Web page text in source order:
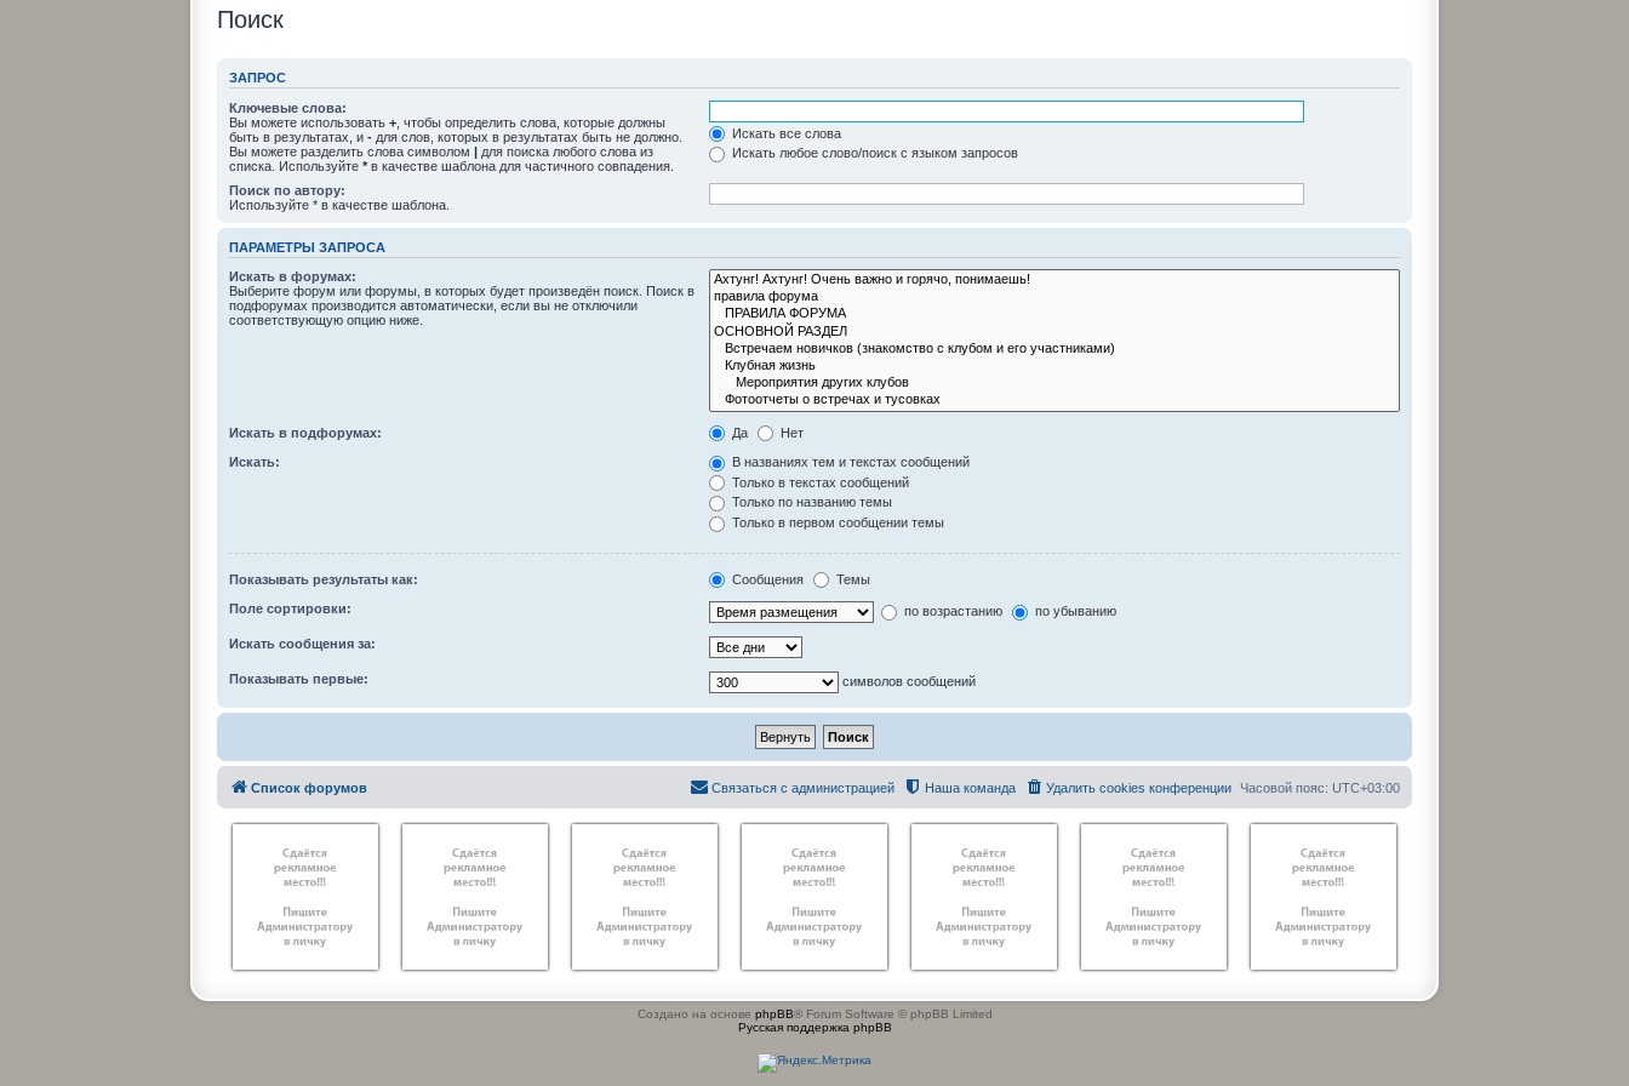
Поиск
ЗАПРОС
Ключевые слова:
Вы можете использовать + , чтобы определить слова, которые должны
быть в результатах, и - для слов, которых в результатах быть не должно.
Вы можете разделить слова символом | для поиска любого слова из
списка. Используйте * в качестве шаблона для частичного совпадения.
Искать все слова
Искать любое слово/поиск с языком запросов
Поиск по автору:
Используйте * в качестве шаблона.
ПАРАМЕТРЫ ЗАПРОСА
Искать в форумах:
Выберите форум или форумы, в которых будет произведён поиск. Поиск в
подфорумах производится автоматически, если вы не отключили
соответствующую опцию ниже.
Искать в подфорумах: Да Нет
Искать:
В названиях тем и текстах сообщений
Только в текстах сообщений
Только по названию темы
Только в первом сообщении темы
Показывать результаты как: Сообщения Темы
Поле сортировки: по возрастанию по убыванию
Искать сообщения за:
Показывать первые: символов сообщений
Список форумов Часовой пояс: UTC+03:00
Удалить cookies конференции
Наша команда
Связаться с администрацией
Создано на основе phpBB® Forum Software © phpBB Limited
Русская поддержка phpBB